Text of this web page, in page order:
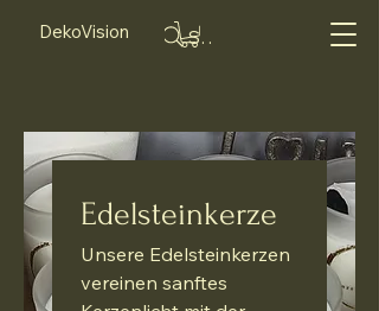
DekoVision Suche...
Edelsteinkerze
Unsere Edelsteinkerzen
vereinen sanftes